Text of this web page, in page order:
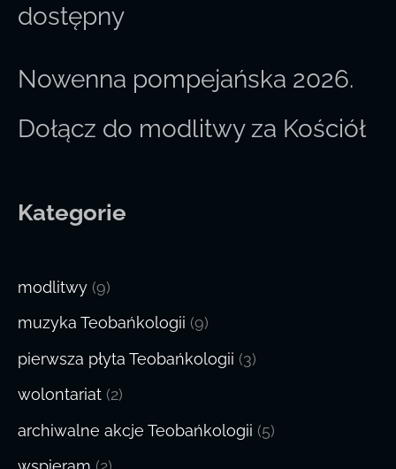
dostępny
Nowenna pompejańska 2026.
Dołącz do modlitwy za Kościół
Kategorie
modlitwy (9)
muzyka Teobańkologii (9)
pierwsza płyta Teobańkologii (3)
wolontariat (2)
archiwalne akcje Teobańkologii (5)